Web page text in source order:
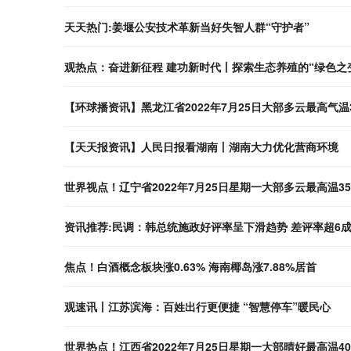
天天热门:姜堰公安技术革新当好失智人群“守护者”
观热点：奋进新征程 建功新时代丨探索生态养殖的“绿色
【环球播资讯】黑龙江省2022年7月25日大部多云最高气
【天天报资讯】人民日报看湖南丨湖南大力优化营商环境
世界视点！辽宁省2022年7月25日星期一大部多云最高温
资讯推荐:民调：韩总统施政好评率呈下滑趋势 差评率超6成
焦点！白酒概念板块涨0.63% 海南椰岛涨7.88%居首
观速讯丨江苏滨海：百姓出行更便捷 “智慧停车”暖民心
世界热点！江西省2022年7月25日星期一大部晴好最高温